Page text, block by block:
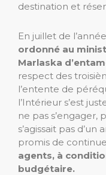
destination et
En juillet de
ordonné au
Marlaska
respect des
l’entente de
l’Intérieur s’est
ne pas s’engager,
s’agissait pas
promis de
agents, à
budgétaire.